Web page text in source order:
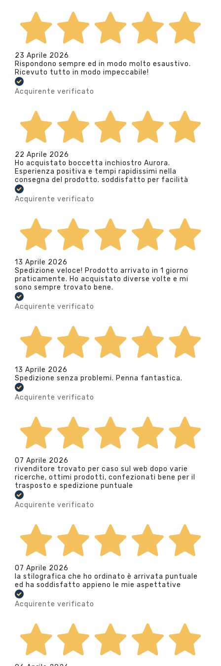
23 Aprile 2026
Rispondono sempre ed in modo molto esaustivo.
Ricevuto tutto in modo impeccabile!
Acquirente verificato
22 Aprile 2026
Ho acquistato boccetta inchiostro Aurora.
Esperienza positiva e tempi rapidissimi nella
consegna del prodotto. soddisfatto per facilità
Acquirente verificato
13 Aprile 2026
Spedizione veloce! Prodotto arrivato in 1 giorno
praticamente. Ho acquistato diverse volte e mi
sono sempre trovato bene.
Acquirente verificato
13 Aprile 2026
Spedizione senza problemi. Penna fantastica.
Acquirente verificato
07 Aprile 2026
rivenditore trovato per caso sul web dopo varie
ricerche, ottimi prodotti, confezionati bene per il
trasposto e spedizione puntuale
Acquirente verificato
07 Aprile 2026
la stilografica che ho ordinato è arrivata puntuale
ed ha soddisfatto appieno le mie aspettative
Acquirente verificato